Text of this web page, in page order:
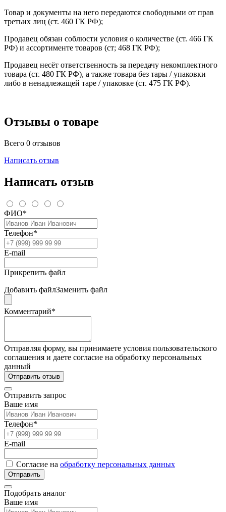
Товар и документы на него передаются свободными от прав
третьих лиц (ст. 460 ГК РФ);
Продавец обязан соблюсти условия о количестве (ст. 466 ГК
РФ) и ассортименте товаров (ст; 468 ГК РФ);
Продавец несёт ответственность за передачу некомплектного
товара (ст. 480 ГК РФ), а также товара без тары / упаковки
либо в ненадлежащей таре / упаковке (ст. 475 ГК РФ).
Отзывы о товаре
Всего 0 отзывов
Написать отзыв
Написать отзыв
ФИО*
Телефон*
E-mail
Прикрепить файл
Добавить файлЗаменить файл
Комментарий*
Отправляя форму, вы принимаете условия пользовательского
соглашения и даете согласие на обработку персональных
данный
Отправить отзыв
Отправить запрос
Ваше имя
Телефон*
E-mail
Согласие на обработку персональных данных
Отправить
Подобрать аналог
Ваше имя